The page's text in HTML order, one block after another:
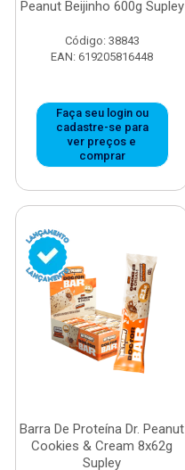
Peanut Beijinho 600g Supley
Código: 38843
EAN: 619205816448
Faça seu login ou
cadastre-se para
ver preços e
comprar
Barra De Proteína Dr. Peanut
Cookies & Cream 8x62g
Supley